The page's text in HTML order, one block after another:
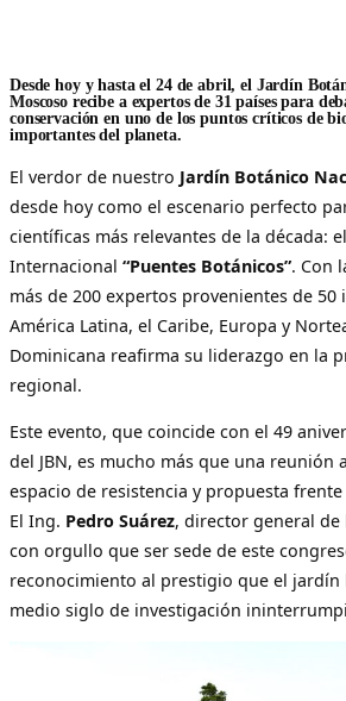
Desde hoy y hasta el 24 de abril, el Jardín
Moscoso recibe a expertos de 31 países para
conservación en uno de los puntos críticos de
importantes del planeta.
El verdor de nuestro Jardín Botánico
desde hoy como el escenario perfecto
científicas más relevantes de la década:
Internacional “Puentes Botánicos”. Con
más de 200 expertos provenientes de
América Latina, el Caribe, Europa y
Dominicana reafirma su liderazgo en la
regional.
Este evento, que coincide con el 49
del JBN, es mucho más que una reunión
espacio de resistencia y propuesta
El Ing. Pedro Suárez, director general
con orgullo que ser sede de este
reconocimiento al prestigio que el jardín
medio siglo de investigación